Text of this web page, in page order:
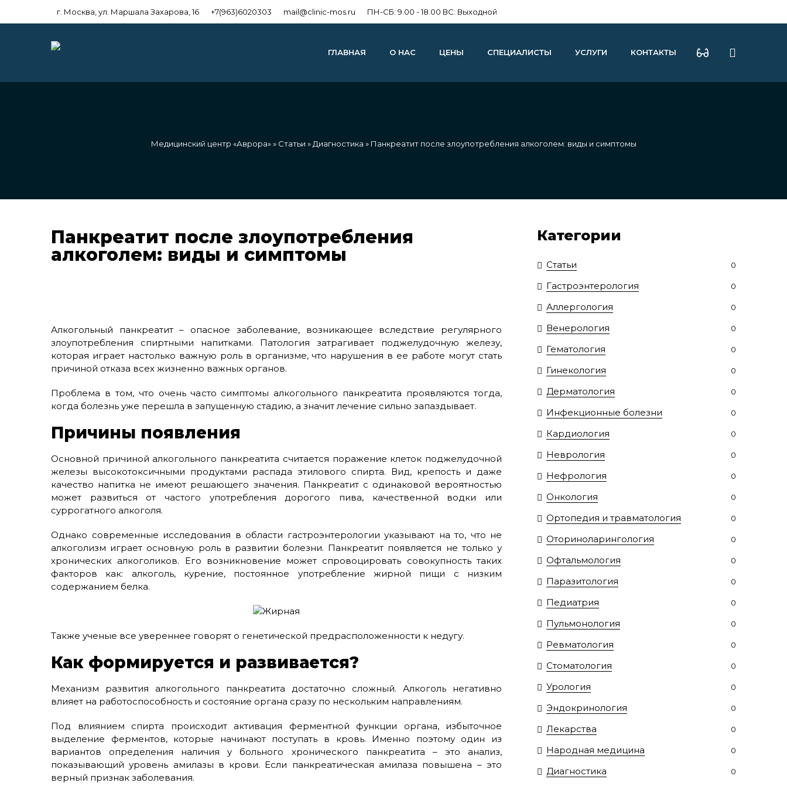
г. Москва, ул. Маршала Захарова, 16 +7(963)6020303 mail@clinic-mos.ru ПН-СБ: 9.00 - 18.00 ВС: Выходной
ГЛАВНАЯ О НАС ЦЕНЫ СПЕЦИАЛИСТЫ УСЛУГИ КОНТАКТЫ
Медицинский центр «Аврора»» Статьи » Диагностика » Панкреатит после злоупотребления алкоголем: виды и симптомы
Панкреатит после злоупотребления
алкоголем: виды и симптомы
Алкогольный панкреатит – опасное заболевание, возникающее вследствие регулярного
злоупотребления спиртными напитками. Патология затрагивает поджелудочную железу,
которая играет настолько важную роль в организме, что нарушения в ее работе могут стать
причиной отказа всех жизненно важных органов.
Проблема в том, что очень часто симптомы алкогольного панкреатита проявляются тогда,
когда болезнь уже перешла в запущенную стадию, а значит лечение сильно запаздывает.
Причины появления
Основной причиной алкогольного панкреатита считается поражение клеток поджелудочной
железы высокотоксичными продуктами распада этилового спирта. Вид, крепость и даже
качество напитка не имеют решающего значения. Панкреатит с одинаковой вероятностью
может развиться от частого употребления дорогого пива, качественной водки или
суррогатного алкоголя.
Однако современные исследования в области гастроэнтерологии указывают на то, что не
алкоголизм играет основную роль в развитии болезни. Панкреатит появляется не только у
хронических алкоголиков. Его возникновение может спровоцировать совокупность таких
факторов как: алкоголь, курение, постоянное употребление жирной пищи с низким
содержанием белка.
Также ученые все увереннее говорят о генетической предрасположенности к недугу.
Как формируется и развивается?
Механизм развития алкогольного панкреатита достаточно сложный. Алкоголь негативно
влияет на работоспособность и состояние органа сразу по нескольким направлениям.
Под влиянием спирта происходит активация ферментной функции органа, избыточное
выделение ферментов, которые начинают поступать в кровь. Именно поэтому один из
вариантов определения наличия у больного хронического панкреатита – это анализ,
показывающий уровень амилазы в крови. Если панкреатическая амилаза повышена – это
верный признак заболевания.
Категории
Статьи 0
Гастроэнтерология 0
Аллергология 0
Венерология 0
Гематология 0
Гинекология 0
Дерматология 0
Инфекционные болезни 0
Кардиология 0
Неврология 0
Нефрология 0
Онкология 0
Ортопедия и травматология 0
Оториноларингология 0
Офтальмология 0
Паразитология 0
Педиатрия 0
Пульмонология 0
Ревматология 0
Стоматология 0
Урология 0
Эндокринология 0
Лекарства 0
Народная медицина 0
Диагностика 0